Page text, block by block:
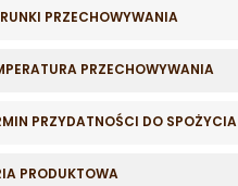
PRZECHOWYWANIA
PRZECHOWYWANIA
PRZYDATNOŚCI DO SPOŻYCIA
PRODUKTOWA